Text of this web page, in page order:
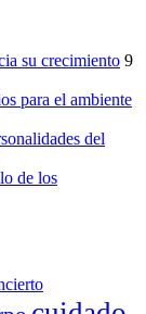
su crecimiento 9
para el ambiente
del
de los